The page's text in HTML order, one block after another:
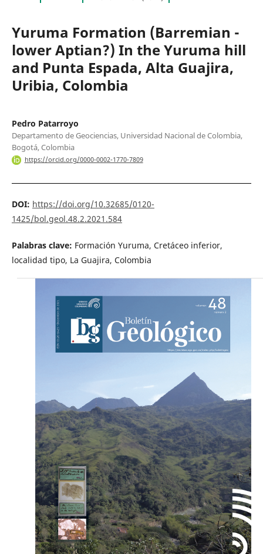
Yuruma Formation (Barremian -
lower Aptian?) In the Yuruma hill
and Punta Espada, Alta Guajira,
Uribia, Colombia
Pedro Patarroyo
Departamento de Geociencias, Universidad Nacional de Colombia,
Bogotá, Colombia
https://orcid.org/0000-0002-1770-7809
DOI: https://doi.org/10.32685/0120-
1425/bol.geol.48.2.2021.584
Palabras clave: Formación Yuruma, Cretáceo inferior,
localidad tipo, La Guajira, Colombia